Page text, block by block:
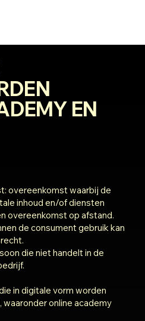
EN
overeenkomst waarbij de
inhoud en/of diensten
overeenkomst op afstand.
de consument gebruik kan
die niet handelt in de
in digitale vorm worden
online academy